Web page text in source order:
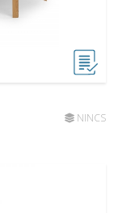
NINCS